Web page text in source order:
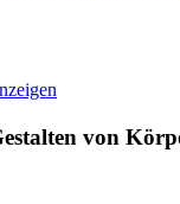
von